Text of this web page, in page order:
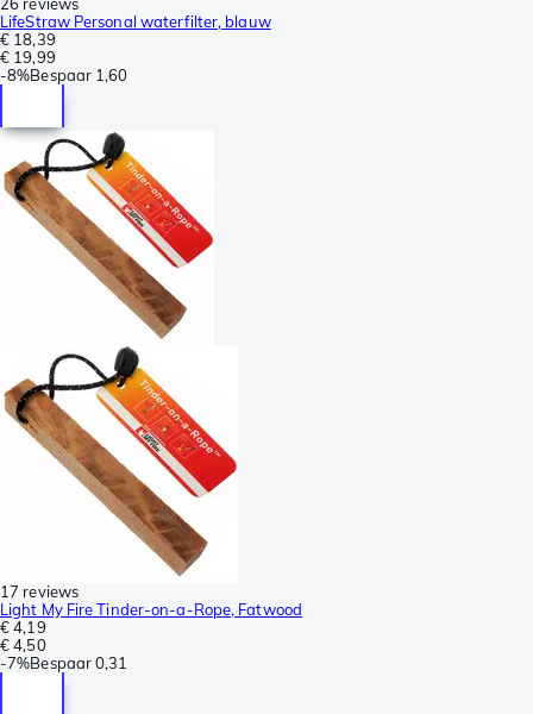
LifeStraw Personal waterfilter, blauw
€ 18,39
€ 19,99
-8%Bespaar 1,60
17 reviews
Light My Fire Tinder-on-a-Rope, Fatwood
€ 4,19
€ 4,50
-7%Bespaar0,31